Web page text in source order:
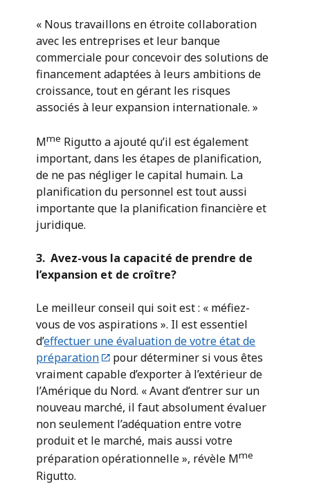
« Nous travaillons en étroite collaboration
avec les entreprises et leur banque
commerciale pour concevoir des solutions de
financement adaptées à leurs ambitions de
croissance, tout en gérant les risques
associés à leur expansion internationale. »
Mme Rigutto a ajouté qu’il est également
important, dans les étapes de planification,
de ne pas négliger le capital humain. La
planification du personnel est tout aussi
importante que la planification financière et
juridique.
3. Avez-vous la capacité de prendre de
l’expansion et de croître?
Le meilleur conseil qui soit est : « méfiez-
vous de vos aspirations ». Il est essentiel
d’effectuer une évaluation de votre état de
préparation
pour déterminer si vous êtes
vraiment capable d’exporter à l’extérieur de
l’Amérique du Nord. « Avant d’entrer sur un
nouveau marché, il faut absolument évaluer
non seulement l’adéquation entre votre
produit et le marché, mais aussi votre
préparation opérationnelle », révèle Mme
Rigutto.